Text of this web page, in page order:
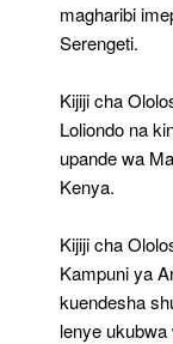
magharibi
Serengeti.
Kijiji cha
Loliondo na
upande wa
Kenya.
Kijiji cha
Kampuni ya
kuendesha
lenye